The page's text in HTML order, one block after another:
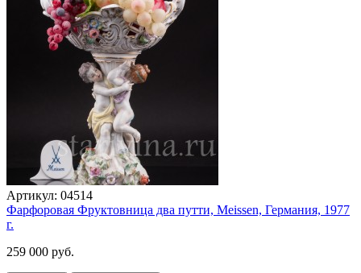
Артикул: 04514
Фарфоровая Фруктовница два путти, Meissen, Германия, 1977
г.
259 000 руб.